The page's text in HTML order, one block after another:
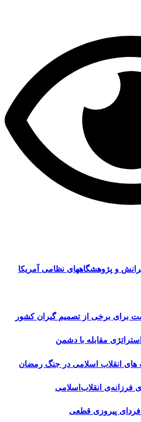
و پژوهشگاههای نظامی آمریکا
برای برخی از تصمیم گیران کشور
مقابله با دشمن
انقلاب اسلامی در جنگ رمضان
انقلاب‌اسلامی
فردای پیروزی قطعی